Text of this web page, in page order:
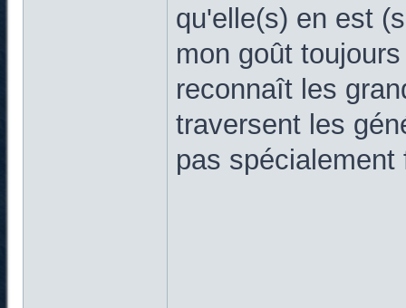
qu'elle(s) en est
mon goût
reconnaît les
traversent les
pas